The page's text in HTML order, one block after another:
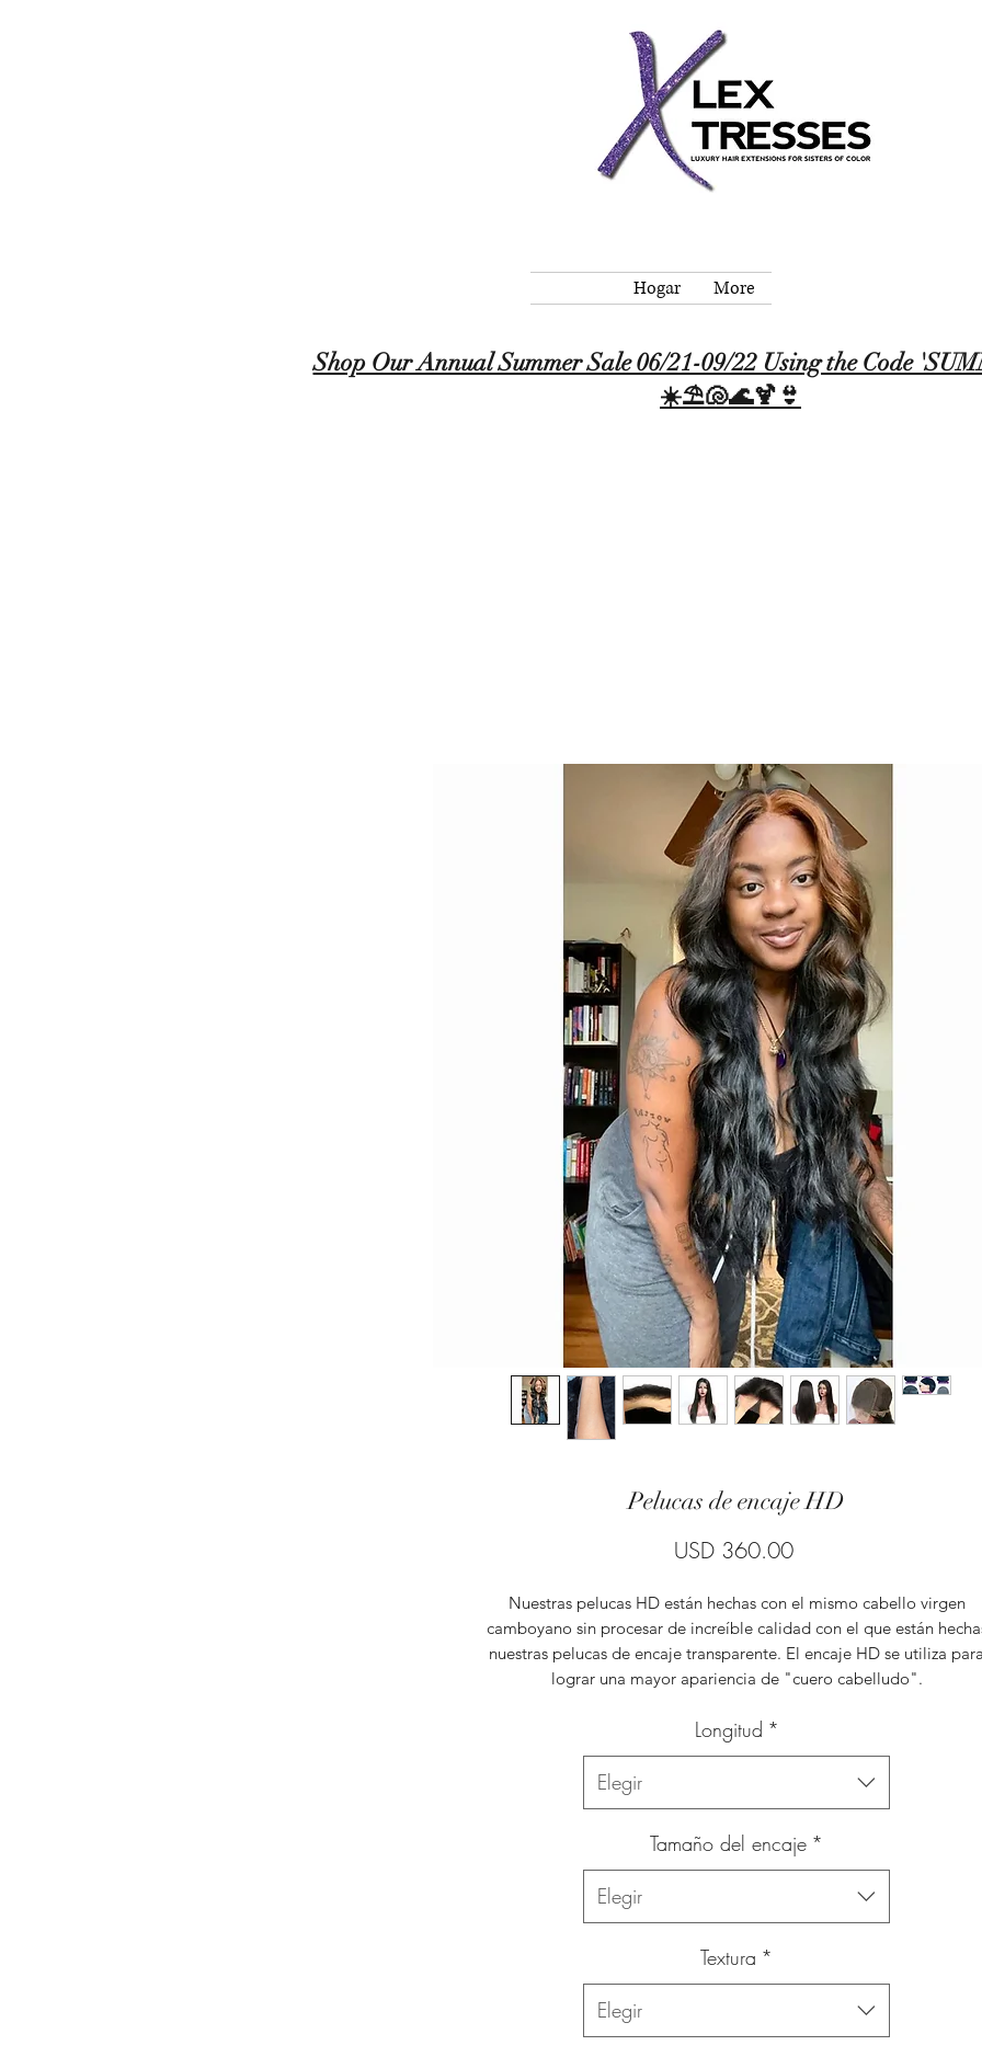
Hogar More
Shop Our Annual Summer Sale 06/21-09/22 Using the Code
☀️⛱️🐚🌊🍹👙
Pelucas de encaje HD
USD 360.00Precio
Nuestras pelucas HD están hechas con el mismo cabello virgen
camboyano sin procesar de increíble calidad con el que están
nuestras pelucas de encaje transparente. El encaje HD se utiliza
lograr una mayor apariencia de "cuero cabelludo".
Longitud *
Elegir
Tamaño del encaje *
Elegir
Textura *
Elegir